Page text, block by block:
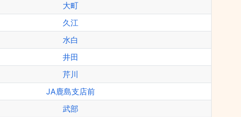
大町
久江
水白
井田
芹川
JA鹿島支店前
武部